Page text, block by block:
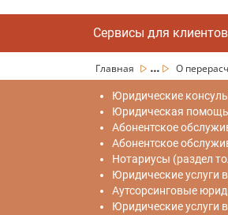
Сервисы для клиентов
Главная ... О
Юридические
Юридическая
Абонентское
Абонентское
Нотариусы (раздел
Юридические услуги
Аутсорсинговые
Юридические услуги